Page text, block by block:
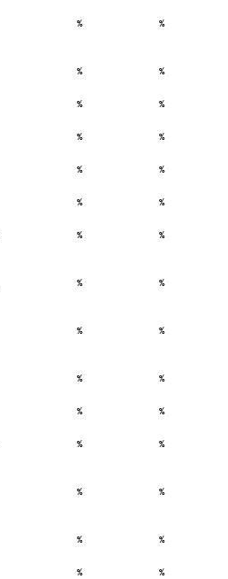
% %
% %
% %
% %
% %
% %
% %
% %
% %
% %
% %
% %
% %
% %
% %